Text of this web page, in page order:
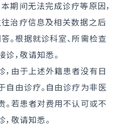
期间无法完成诊疗等原因，
治疗信息及相关数据之后
。根据就诊科室、所需检查
，敬请知悉。
，由于上述外籍患者没有日
自由诊疗。自由诊疗为非医
。若患者对费用不认可或不
敬请知悉。